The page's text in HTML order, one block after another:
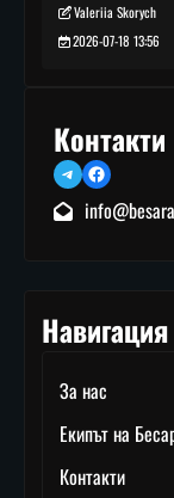
Valeriia Skorych
2026-07-18 13:56
Контакти
TelegramFacebook
Навигация
За нас
Екипът на
Контакти